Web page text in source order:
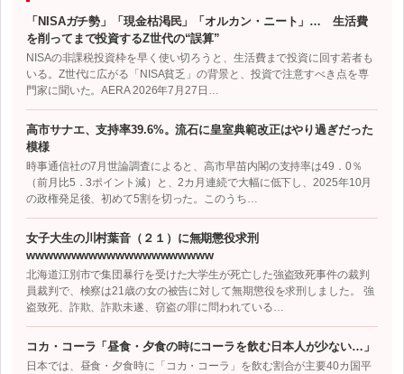
「NISAガチ勢」「現金枯渇民」「オルカン・ニート」… 生活費
を削ってまで投資するZ世代の“誤算”
NISAの非課税投資枠を早く使い切ろうと、生活費まで投資に回す若者も
いる。Z世代に広がる「NISA貧乏」の背景と、投資で注意すべき点を専
門家に聞いた。AERA 2026年7月27日…
高市サナエ、支持率39.6%。流石に皇室典範改正はやり過ぎだった
模様
時事通信社の7月世論調査によると、高市早苗内閣の支持率は49．0％
（前月比5．3ポイント減）と、2カ月連続で大幅に低下し、2025年10月
の政権発足後、初めて5割を切った。このうち…
女子大生の川村葉音（２１）に無期懲役求刑
wwwwwwwwwwwwwwwwwwwww
北海道江別市で集団暴行を受けた大学生が死亡した強盗致死事件の裁判
員裁判で、検察は21歳の女の被告に対して無期懲役を求刑しました。 強
盗致死、詐欺、詐欺未遂、窃盗の罪に問われている…
コカ・コーラ「昼食・夕食の時にコーラを飲む日本人が少ない…」
日本では、昼食・夕食時に「コカ・コーラ」を飲む割合が主要40カ国平